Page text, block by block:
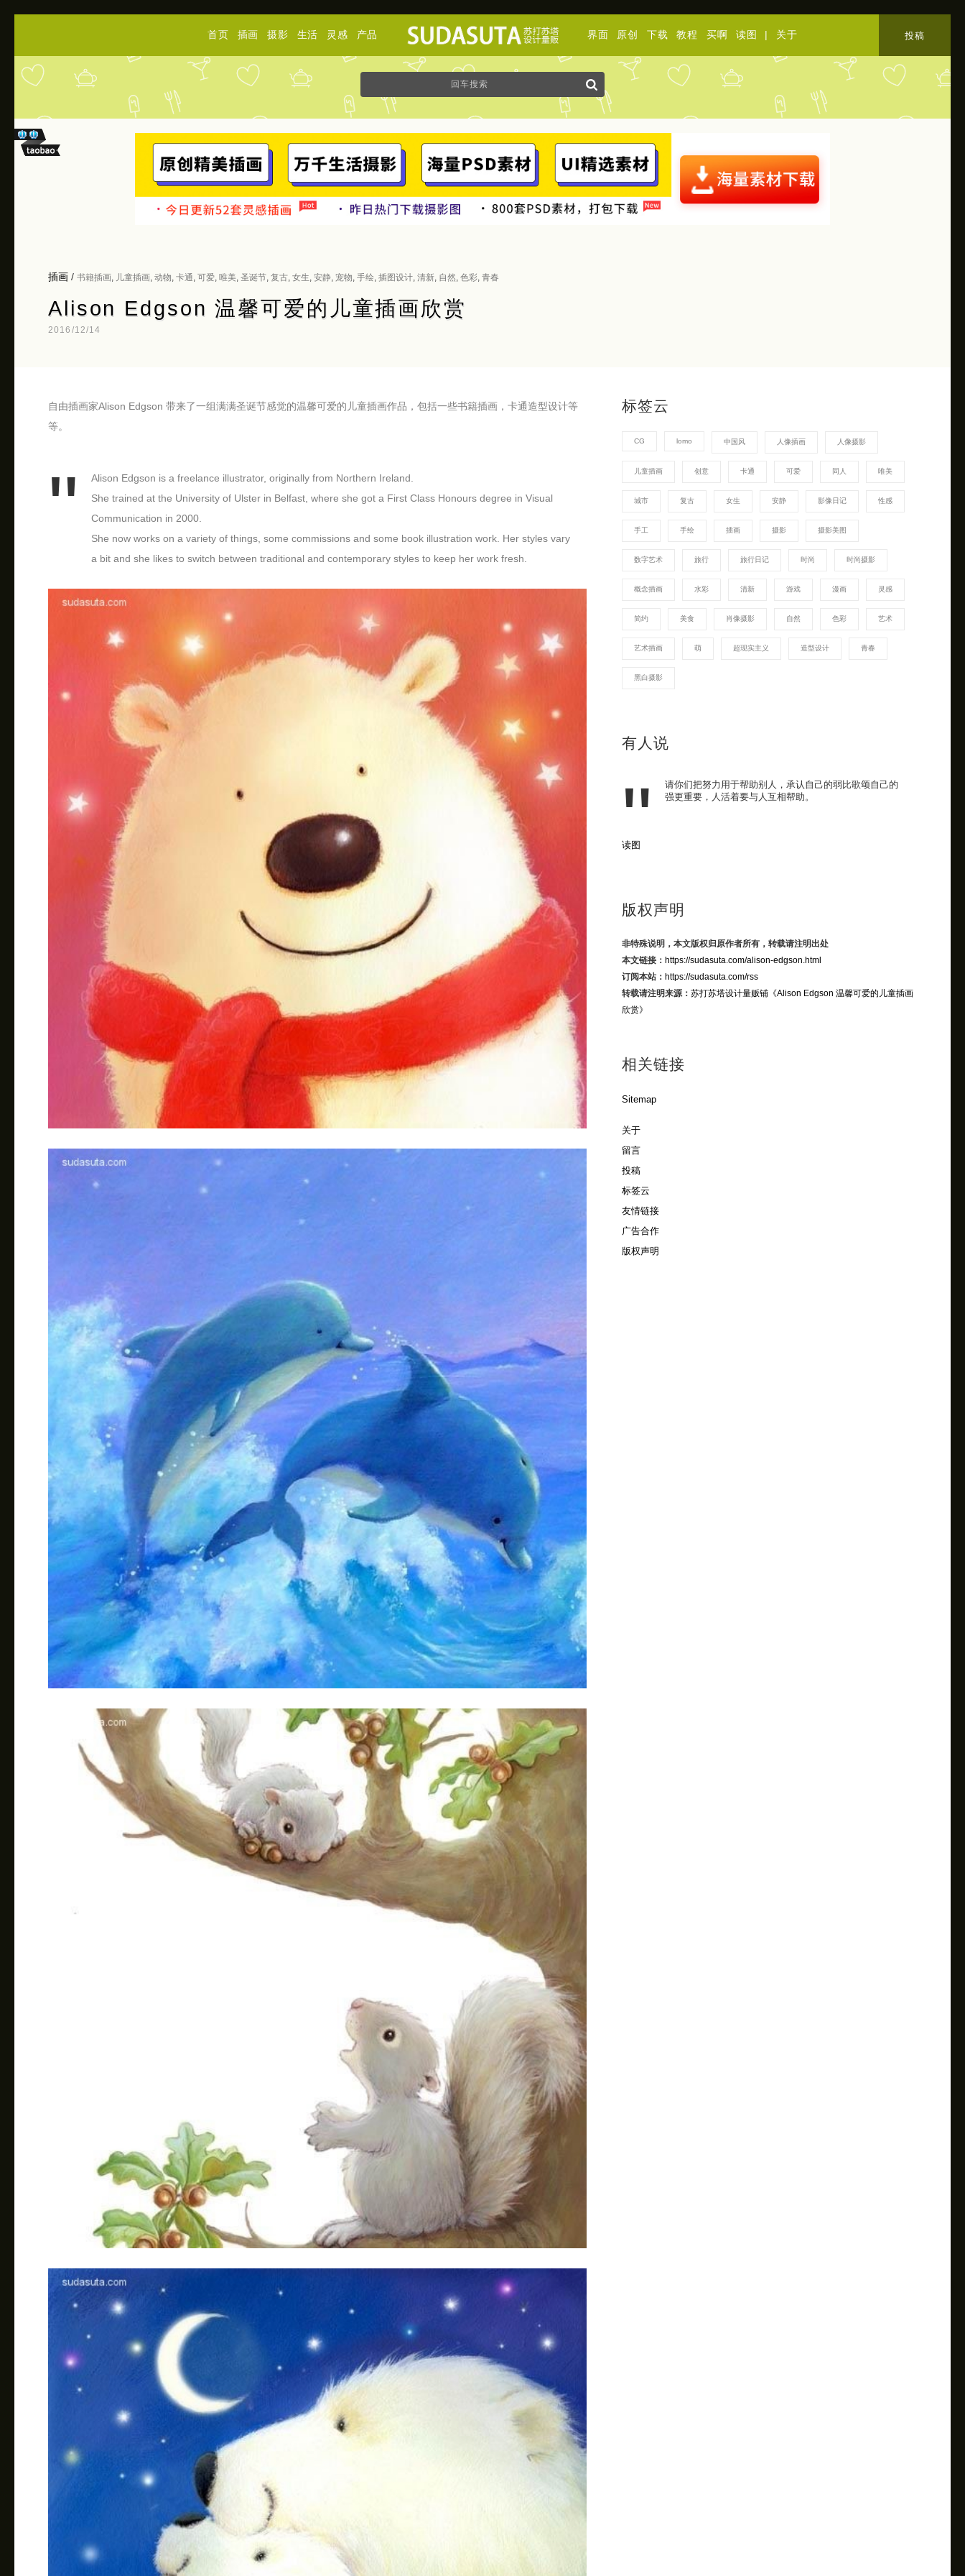
首页 插画 摄影 生活 灵感 产品 界面 原创 下载 教程 买啊 读图 | 关于 投稿
插画 / 书籍插画 儿童插画 动物 卡通 可爱 唯美 圣诞节 复古 女生 安静 宠物 手绘 插图设计 清新 自然 色彩 青春
Alison Edgson 温馨可爱的儿童插画欣赏
2016/12/14
自由插画家Alison Edgson 带来了一组满满圣诞节感觉的温馨可爱的儿童插画作品，包括一些书籍插画，卡通造型设计等
等。
Alison Edgson is a freelance illustrator, originally from Northern Ireland.
She trained at the University of Ulster in Belfast, where she got a First Class Honours degree in Visual
Communication in 2000.
She now works on a variety of things, some commissions and some book illustration work. Her styles vary
a bit and she likes to switch between traditional and contemporary styles to keep her work fresh.
标签云
CG lomo 中国风 人像插画 人像摄影
儿童插画 创意 卡通 可爱 同人 唯美
城市 复古 女生 安静 影像日记 性感
手工 手绘 插画 摄影 摄影美图
数字艺术 旅行 旅行日记 时尚 时尚摄影
概念插画 水彩 清新 游戏 漫画 灵感
简约 美食 肖像摄影 自然 色彩 艺术
艺术插画 萌 超现实主义 造型设计 青春
黑白摄影
有人说
请你们把努力用于帮助别人，承认自己的弱比歌颂自己的
强更重要，人活着要与人互相帮助。
读图
版权声明
非特殊说明，本文版权归原作者所有，转载请注明出处
本文链接： https://sudasuta.com/alison-edgson.html
订阅本站： https://sudasuta.com/rss
转载请注明来源： 苏打苏塔设计量贩铺《Alison Edgson 温馨可爱的儿童插画
欣赏》
相关链接
Sitemap
关于
留言
投稿
标签云
友情链接
广告合作
版权声明